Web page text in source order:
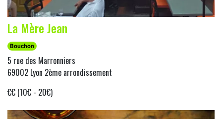
La Mère Jean
Bouchon
5 rue des Marronniers
69002 Lyon 2ème arrondissement
€€ (10€ - 20€)